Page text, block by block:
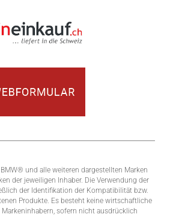
und alle weiteren dargestellten Marken
der jeweiligen Inhaber. Die Verwendung der
der Identifikation der Kompatibilität bzw.
Produkte. Es besteht keine wirtschaftliche
sofern nicht ausdrücklich